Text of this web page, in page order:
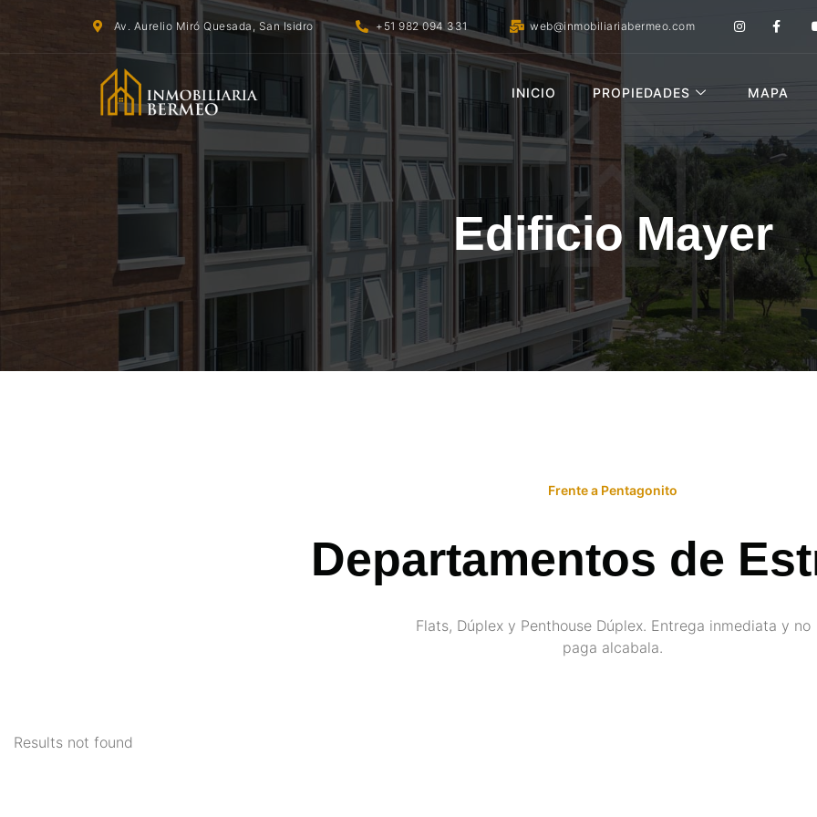
Av. Aurelio Miró Quesada, San Isidro +51 982 094 331 web@inmobiliariabermeo.com
INICIO PROPIEDADES MAPA
Edificio Mayer
Frente a Pentagonito
Departamentos de
Flats, Dúplex y Penthouse Dúplex. Entrega inmediata y no
paga alcabala.
Results not found